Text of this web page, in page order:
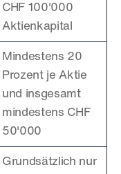
CHF 100'000
Aktienkapital
Mindestens 20
Prozent je Aktie
und insgesamt
mindestens CHF
50'000
Grundsätzlich nur